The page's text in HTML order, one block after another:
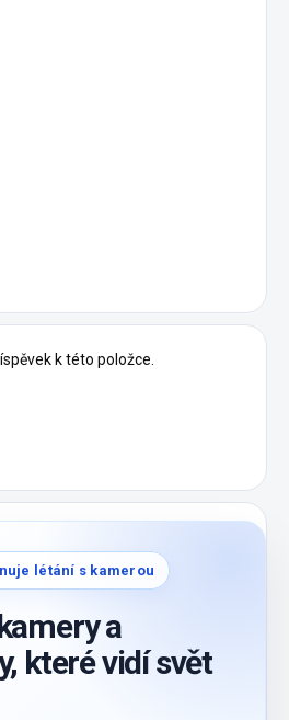
k této položce.
létání s kamerou
a
které vidí svět